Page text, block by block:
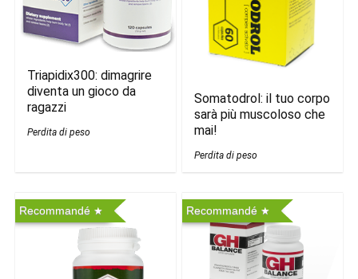
Triapidix300: dimagrire
diventa un gioco da
ragazzi
Perdita di peso
Somatodrol: il tuo corpo
sarà più muscoloso che
mai!
Perdita di peso
Recommandé Recommandé